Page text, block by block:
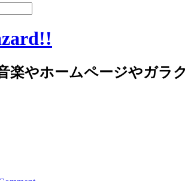
楽やホームページやガラ